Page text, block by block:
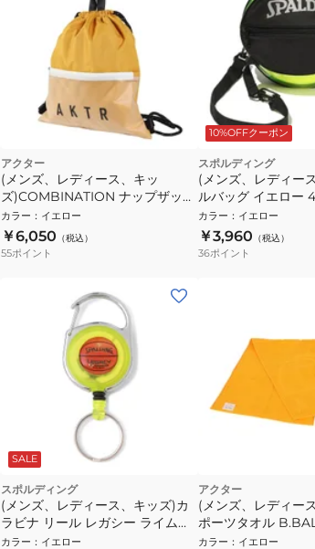
アクター
(メンズ、レディース、キッ
ズ)COMBINATION ナップザック
126-006022 YE
カラー ： イエロー
￥6,050 （税込）
55ポイント
10%OFFクーポン
スポルディング
(メンズ、レディー
ルバッグ イエロー
カラー ： イエロー
￥3,960 （税込）
36ポイント
SALE
スポルディング
(メンズ、レディース、キッズ)カ
ラビナ リール レガシー ライムグ
リーン 12-008LG
カラー ： イエロー
アクター
(メンズ、レディー
ポーツタオル
224-010021 YL
カラー ： イエロー